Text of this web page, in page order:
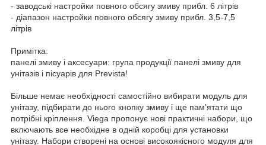
- заводські настройки повного обсягу змиву прибл. 6 літрів
- діапазон настройки повного обсягу змиву прибл. 3,5-7,5
літрів
Примітка:
панелі змиву і аксесуари: група продукції панелі змиву для
унітазів і пісуарів для Prevista!
Більше немає необхідності самостійно вибирати модуль для
унітазу, підбирати до нього кнопку змиву і ще пам'ятати що
потрібні кріплення. Viega пропонує нові практичні набори, що
включають все необхідне в одній коробці для установки
унітазу. Набори створені на основі високоякісного модуля для